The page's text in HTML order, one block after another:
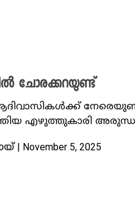
ചോരക്കറയുണ്ട്
എഴുത്തുകാരി
| November 5, 2025